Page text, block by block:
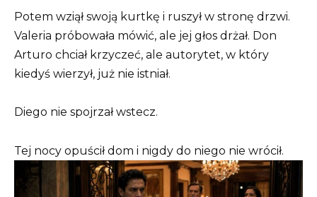
Potem wziął swoją kurtkę i ruszył w stronę drzwi.
Valeria próbowała mówić, ale jej głos drżał. Don
Arturo chciał krzyczeć, ale autorytet, w który
kiedyś wierzył, już nie istniał.
Diego nie spojrzał wstecz.
Tej nocy opuścił dom i nigdy do niego nie wrócił.